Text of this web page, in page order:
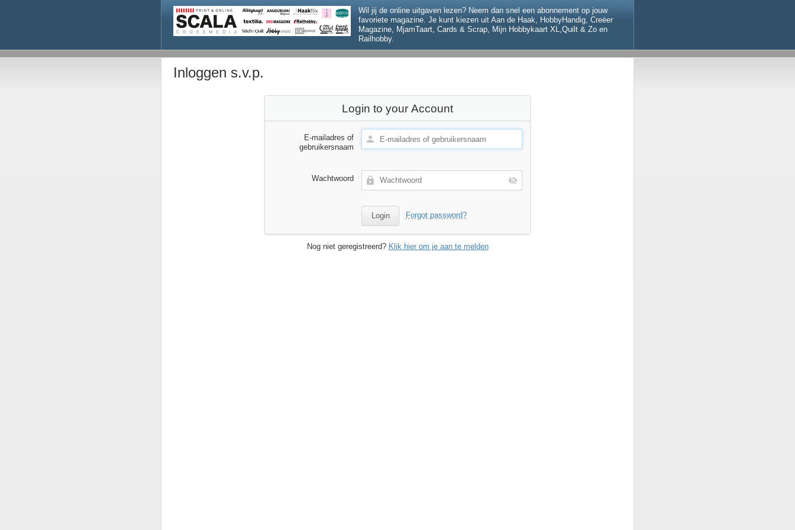
Wil jij de online uitgaven lezen? Neem dan snel een abonnement op jouw
favoriete magazine. Je kunt kiezen uit Aan de Haak, HobbyHandig, Creëer
Magazine, MjamTaart, Cards & Scrap, Mijn Hobbykaart XL,Quilt & Zo en
Railhobby.
Inloggen s.v.p.
Login to your Account
E-mailadres of
gebruikersnaam
Wachtwoord
Forgot password?
Nog niet geregistreerd? Klik hier om je aan te melden